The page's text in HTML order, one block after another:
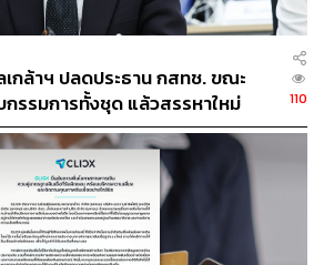
THE STANDARD WEALTH
ที่คุณสะดวกหรือใช้งานอยู่แล้วได้เลย
คารแห่งประเทศไทย
นรานุบาล
นโยบายการเงิน
านุกุล
แบงก์ชาติ
กล้าฯ ปลดประธาน กสทช. ขณะ
รรมการทั้งชุด แล้วสรรหาใหม่
110